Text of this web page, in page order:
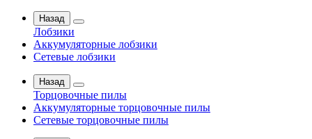
Назад
Лобзики
Аккумуляторные лобзики
Сетевые лобзики
Назад
Торцовочные пилы
Аккумуляторные торцовочные пилы
Сетевые торцовочные пилы